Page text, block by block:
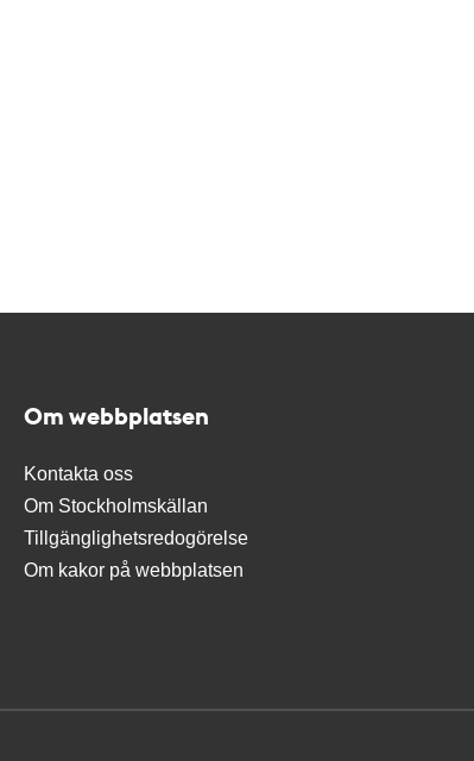
Om webbplatsen
Kontakta oss
Om Stockholmskällan
Tillgänglighetsredogörelse
Om kakor på webbplatsen